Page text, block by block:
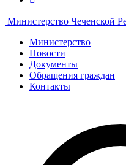
Министерство Чеченской
Министерство
Новости
Документы
Обращения граждан
Контакты